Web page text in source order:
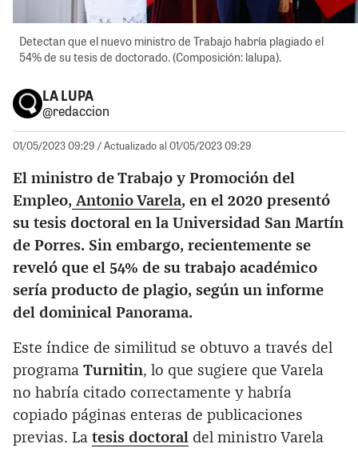
Detectan que el nuevo ministro de Trabajo habría plagiado el
54% de su tesis de doctorado. (Composición: lalupa).
LA LUPA
@redaccion
01/05/2023 09:29 / Actualizado al 01/05/2023 09:29
El ministro de Trabajo y Promoción del
Empleo, Antonio Varela, en el 2020 presentó
su tesis doctoral en la Universidad San Martín
de Porres. Sin embargo, recientemente se
reveló que el 54% de su trabajo académico
sería producto de plagio, según un informe
del dominical Panorama.
Este índice de similitud se obtuvo a través del
programa Turnitin, lo que sugiere que Varela
no habría citado correctamente y habría
copiado páginas enteras de publicaciones
previas. La tesis doctoral del ministro Varela